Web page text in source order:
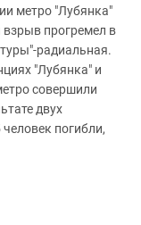
метро "Лубянка"
прогремел в
радиальная.
"Лубянка" и
совершили
двух
погибли,